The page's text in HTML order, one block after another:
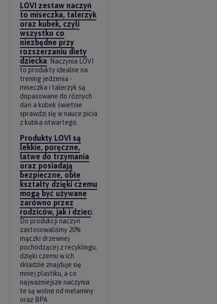
LOVI zestaw naczyń
to miseczka, talerzyk
oraz kubek, czyli
wszystko co
niezbędne przy
rozszerzaniu diety
dziecka . Naczynia LOVI
to produkty idealne na
trening jedzenia -
miseczka i talerzyk są
dopasowane do różnych
dań a kubek świetnie
sprawdzi się w nauce picia
z kubka otwartego.
Produkty LOVI są
lekkie, poręczne,
łatwe do trzymania
oraz posiadają
bezpieczne, obłe
kształty dzięki czemu
mogą być używane
zarówno przez
rodziców, jak i dzieci.
Do produkcji naczyń
zastosowaliśmy 20%
mączki drzewnej
pochodzącej z recyklingu,
dzięki czemu w ich
składzie znajduje się
mniej plastiku, a co
najważniejsze naczynia
te są wolne od melaminy
oraz BPA